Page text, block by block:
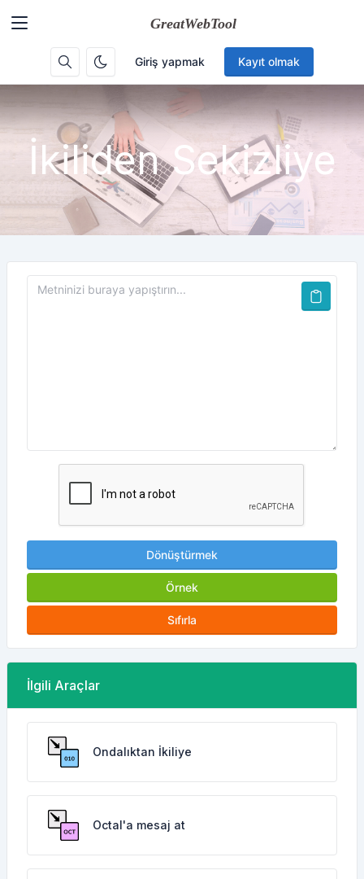
Giriş yapmak Kayıt olmak
İkiliden Sekizliye
Dönüştürmek
Örnek
Sıfırla
İlgili Araçlar
Ondalıktan İkiliye
Octal'a mesaj at